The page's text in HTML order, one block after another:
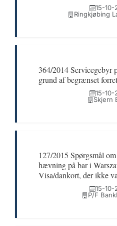
15-10-
Ringkjøbing
364/2014 Servicegebyr
grund af begrænset
15-10-
Skjern
127/2015 Spørgsmål
hævning på bar i
Visa/dankort, der ikke
15-10-
P/F